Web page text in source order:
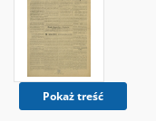
Pokaż treść